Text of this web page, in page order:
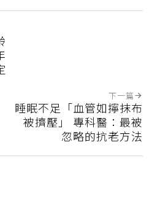
下一篇
睡眠不足「血管如擰抹布
被擠壓」 專科醫：最被
忽略的抗老方法